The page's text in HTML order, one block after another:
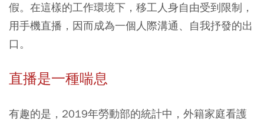
假。在這樣的工作環境下，移工人身自由受到限制，
用手機直播，因而成為一個人際溝通、自我抒發的出
口。
直播是一種喘息
有趣的是，2019年勞動部的統計中，外籍家庭看護